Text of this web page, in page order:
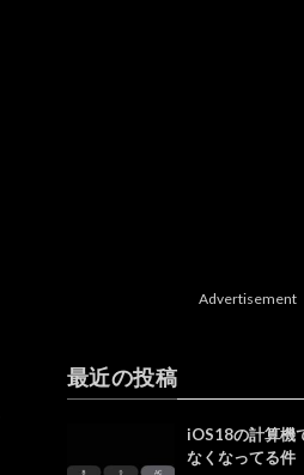
Advertisement
最近の投稿
iOS18の計算機
なくなってる件